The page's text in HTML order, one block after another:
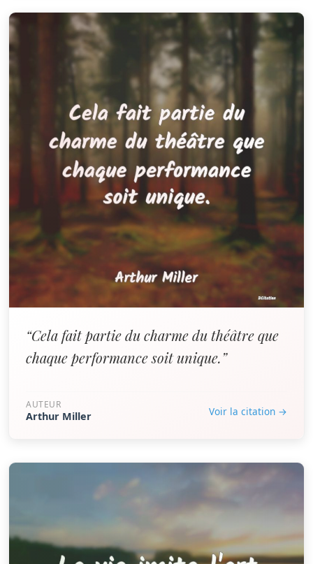
“Cela fait partie du charme du théâtre que
chaque performance soit unique.”
AUTEUR
Arthur Miller Voir la citation →